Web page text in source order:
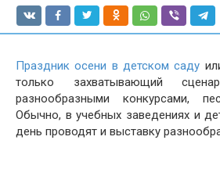
Праздник осени в детском саду
только захватывающий
разнообразными конкурсами,
Обычно, в учебных заведениях и
день проводят и выставку